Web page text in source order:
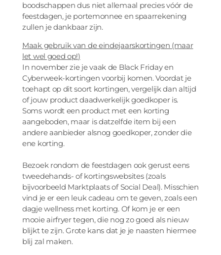
boodschappen dus niet allemaal precies vóór de
feestdagen, je portemonnee en spaarrekening
zullen je dankbaar zijn.
Maak gebruik van de eindejaarskortingen (maar
let wel goed op!)
In november zie je vaak de Black Friday en
Cyberweek-kortingen voorbij komen. Voordat je
toehapt op dit soort kortingen, vergelijk dan altijd
of jouw product daadwerkelijk goedkoper is.
Soms wordt een product met een korting
aangeboden, maar is datzelfde item bij een
andere aanbieder alsnog goedkoper, zonder die
ene korting.
Bezoek rondom de feestdagen ook gerust eens
tweedehands- of kortingswebsites (zoals
bijvoorbeeld Marktplaats of Social Deal). Misschien
vind je er een leuk cadeau om te geven, zoals een
dagje wellness met korting. Of kom je er een
mooie airfryer tegen, die nog zo goed als nieuw
blijkt te zijn. Grote kans dat je je naasten hiermee
blij zal maken.